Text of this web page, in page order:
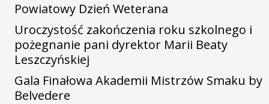
Powiatowy Dzień Weterana
Uroczystość zakończenia roku szkolnego i
pożegnanie pani dyrektor Marii Beaty
Leszczyńskiej
Gala Finałowa Akademii Mistrzów Smaku by
Belvedere